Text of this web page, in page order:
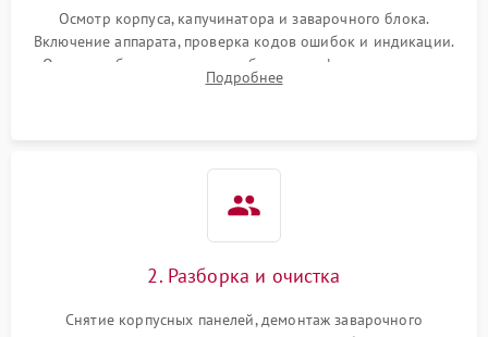
Осмотр корпуса, капучинатора и заварочного блока.
Включение аппарата, проверка кодов ошибок и индикации.
Оценка работы помпы, термоблока и кофемолки на слух.
Измерение температуры и давления воды для выявления
Подробнее
2. Разборка и очистка
Снятие корпусных панелей, демонтаж заварочного